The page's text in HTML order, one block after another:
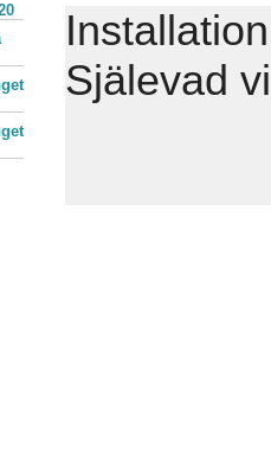
Själevad